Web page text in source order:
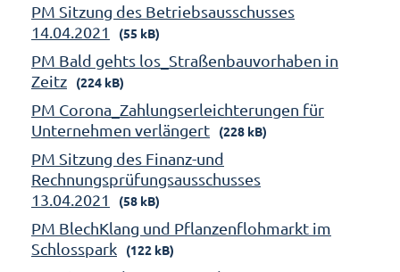
PM Sitzung des Betriebsausschusses
14.04.2021
(55 kB)
PM Bald gehts los_Straßenbauvorhaben in
Zeitz
(224 kB)
PM Corona_Zahlungserleichterungen für
Unternehmen verlängert
(228 kB)
PM Sitzung des Finanz-und
Rechnungsprüfungsausschusses
13.04.2021
(58 kB)
PM BlechKlang und Pflanzenflohmarkt im
Schlosspark
(122 kB)